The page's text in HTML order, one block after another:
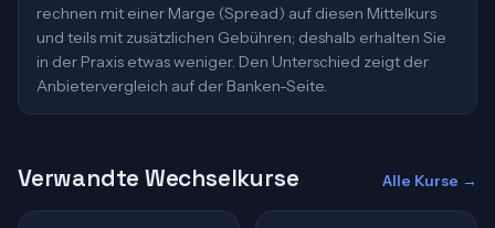
rechnen mit einer Marge (Spread) auf diesen Mittelkurs
und teils mit zusätzlichen Gebühren; deshalb erhalten Sie
in der Praxis etwas weniger. Den Unterschied zeigt der
Anbietervergleich auf der Banken-Seite.
Verwandte Wechselkurse Alle Kurse →